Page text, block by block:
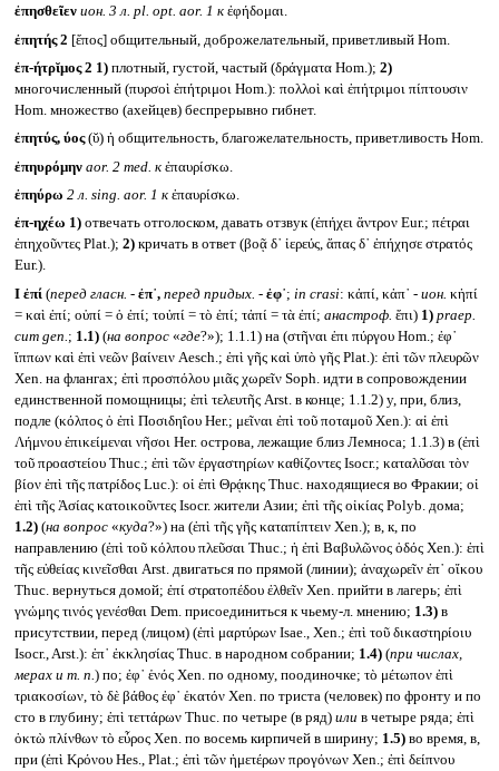
ἐπησθεῖεν ион. 3 л. pl. opt. aor. 1 кἐφήδομαι.
ἐπητής 2 [ἔπος] общительный, доброжелательный, приветливый Hom.
ἐπ-ήτρῐμος 2 1)плотный, густой, частый (δράγματα Hom.); 2)
многочисленный (πυρσοὶ ἐπήτριμοι Hom.): πολλοὶ καὶ ἐπήτριμοι πίπτουσιν
Hom. множество (ахейцев) беспрерывно гибнет.
ἐπητύς, ύος(ῠ) ἡ общительность, благожелательность, приветливость Hom.
ἐπηυρόμην aor. 2 med. кἐπαυρίσκω.
ἐπηύρω 2 л. sing. aor. 1 кἐπαυρίσκω.
ἐπ-ηχέω 1)отвечать отголоском, давать отзвук (ἐπήχει ἄντρον Eur.; πέτραι
ἐπηχοῦντες Plat.); 2)кричать в ответ (βοᾷ δ᾽ ἱερεύς, ἅπας δ᾽ ἐπήχησε στρατός
Eur.).
I ἐπί (перед гласн. - ἐπ᾽, перед придых. - ἐφ᾽; in crasi: κἀπί, κἀπ᾽ - ион. κἠπί
= καὶ ἐπί; οὑπί = ὁ ἐπί; τοὐπί = τὸ ἐπί; τἀπί = τὰ ἐπί; анастроф. ἔπι) 1) praep.
cum gen. ; 1.1)(на вопрос«где?»); 1.1.1) на (στῆναι ἐπι πύργου Hom.; ἐφ᾽
ἵππων καὶ ἐπὶ νεῶν βαίνειν Aesch.; ἐπὶ γῆς καὶ ὑπὸ γῆς Plat.): ἐπὶ τῶν πλευρῶν
Xen. на флангах; ἐπὶ προσπόλου μιᾶς χωρεῖν Soph. идти в сопровождении
единственной помощницы; ἐπὶ τελευτῆς Arst. в конце; 1.1.2) у, при, близ,
подле (κόλπος ὁ ἐπὶ Ποσιδηΐου Her.; μεῖναι ἐπὶ τοῦ ποταμοῦ Xen.): αἱ ἐπὶ
Λήμνου ἐπικείμεναι νῆσοι Her. острова, лежащие близ Лемноса; 1.1.3) в (ἐπὶ
τοῦ προαστείου Thuc.; ἐπὶ τῶν ἐργαστηρίων καθίζοντες Isocr.; καταλῦσαι τὸν
βίον ἐπὶ τῆς πατρίδος Luc.): οἱ ἐπὶ Θρᾴκης Thuc. находящиеся во Фракии; οἱ
ἐπὶ τῆς Ἀσίας κατοικοῦντες Isocr. жители Азии; ἐπὶ τῆς οἰκίας Polyb. дома;
1.2)(на вопрос«куда?») на (ἐπὶ τῆς γῆς καταπίπτειν Xen.); в, к, по
направлению (ἐπὶ τοῦ κόλπου πλεῦσαι Thuc.; ἡ ἐπὶ Βαβυλῶνος ὁδός Xen.): ἐπὶ
τῆς εὐθείας κινεῖσθαι Arst. двигаться по прямой (линии); ἀναχωρεῖν ἐπ᾽ οἴκου
Thuc. вернуться домой; ἐπί στρατοπέδου ἐλθεῖν Xen. прийти в лагерь; ἐπὶ
γνώμης τινός γενέσθαι Dem. присоединиться к чьему-л. мнению; 1.3)в
присутствии, перед (лицом) (ἐπὶ μαρτύρων Isae., Xen.; ἐπὶ τοῦ δικαστηρίοιυ
Isocr., Arst.): ἐπ᾽ ἐκκλησίας Thuc. в народном собрании; 1.4)(при числах,
мерах и т. п. ) по; ἐφ᾽ ἑνός Xen. по одному, поодиночке; τὸ μέτωπον ἐπὶ
τριακοσίων, τὸ δὲ βάθος ἐφ᾽ ἑκατόν Xen. по триста (человек) по фронту и по
сто в глубину; ἐπὶ τεττάρων Thuc. по четыре (в ряд) или в четыре ряда; ἐπὶ
ὀκτὼ πλίνθων τὸ εὖρος Xen. по восемь кирпичей в ширину; 1.5)во время, в,
при (ἐπὶ Κρόνου Hes., Plat.; ἐπὶ τῶν ἡμετέρων προγόνων Xen.; ἐπὶ δείπνου